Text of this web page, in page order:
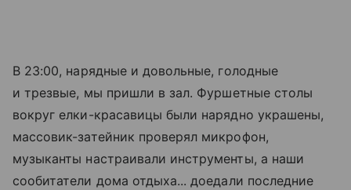
В 23:00, нарядные и довольные, голодные
и трезвые, мы пришли в зал. Фуршетные столы
вокруг елки-красавицы были нарядно украшены,
массовик-затейник проверял микрофон,
музыканты настраивали инструменты, а наши
сообитатели дома отдыха... доедали последние